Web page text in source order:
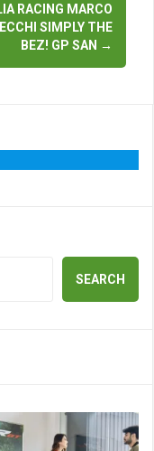
RACING MARCO
SIMPLY THE
BEZ! GP SAN →
SEARCH